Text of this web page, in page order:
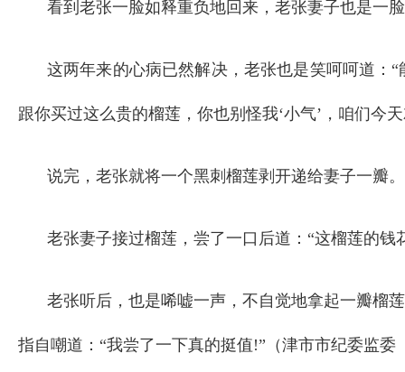
看到老张一脸如释重负地回来，老张妻子也是一
这两年来的心病已然解决，老张也是笑呵呵道：
跟你买过这么贵的榴莲，你也别怪我‘小气’，咱们今
说完，老张就将一个黑刺榴莲剥开递给妻子一瓣。
老张妻子接过榴莲，尝了一口后道：“这榴莲的
老张听后，也是唏嘘一声，不自觉地拿起一瓣榴
指自嘲道：“我尝了一下真的挺值!”（津市市纪委监委